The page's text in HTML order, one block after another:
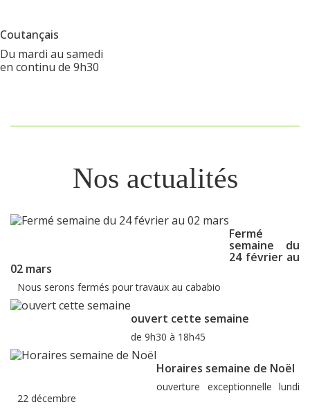
Coutançais
Du mardi au samedi
en continu de 9h30
Nos actualités
Fermé
semaine du
24 février au
02 mars
Nous serons fermés pour travaux au cababio
ouvert cette semaine
de 9h30 à 18h45
Horaires semaine de Noël
ouverture exceptionnelle lundi
22 décembre